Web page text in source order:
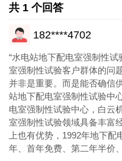
共 1 个回答
182****4702
“水电站地下配电室强制性
室强制性试验客户群体的问
并非是重要。而是能否确信
站地下配电室强制性试验中
电室强制性试验中心，白云
室强制性试验领域具备丰富
上也有优势，1992年地下
年、首年免费、第二年半价